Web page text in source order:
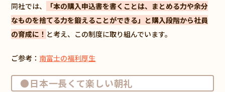
同社では、
「本の購入申込書を書くことは、まとめる力や余分
なものを捨てる力を鍛えることができる」と購入段階から社員
の育成に！ と考え、この制度に取り組んでいます。
ご参考： 南富士の福利厚生
●日本一長くて楽しい朝礼